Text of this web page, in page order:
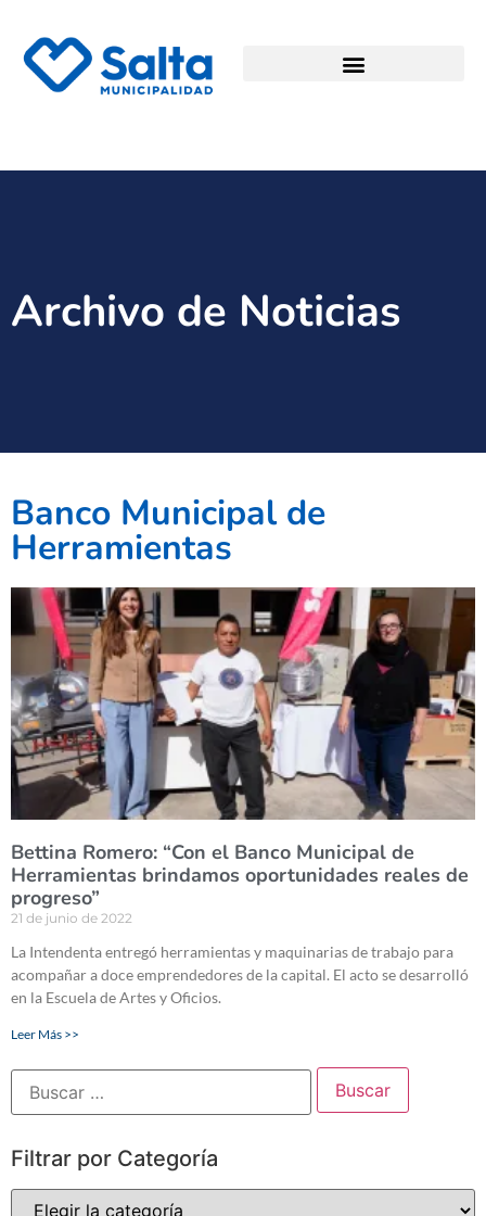
Archivo de Noticias
Banco Municipal de
Herramientas
Bettina Romero: “Con el Banco Municipal de
Herramientas brindamos oportunidades reales de
progreso”
21 de junio de 2022
La Intendenta entregó herramientas y maquinarias de trabajo para
acompañar a doce emprendedores de la capital. El acto se desarrolló
en la Escuela de Artes y Oficios.
Leer Más >>
Filtrar por Categoría